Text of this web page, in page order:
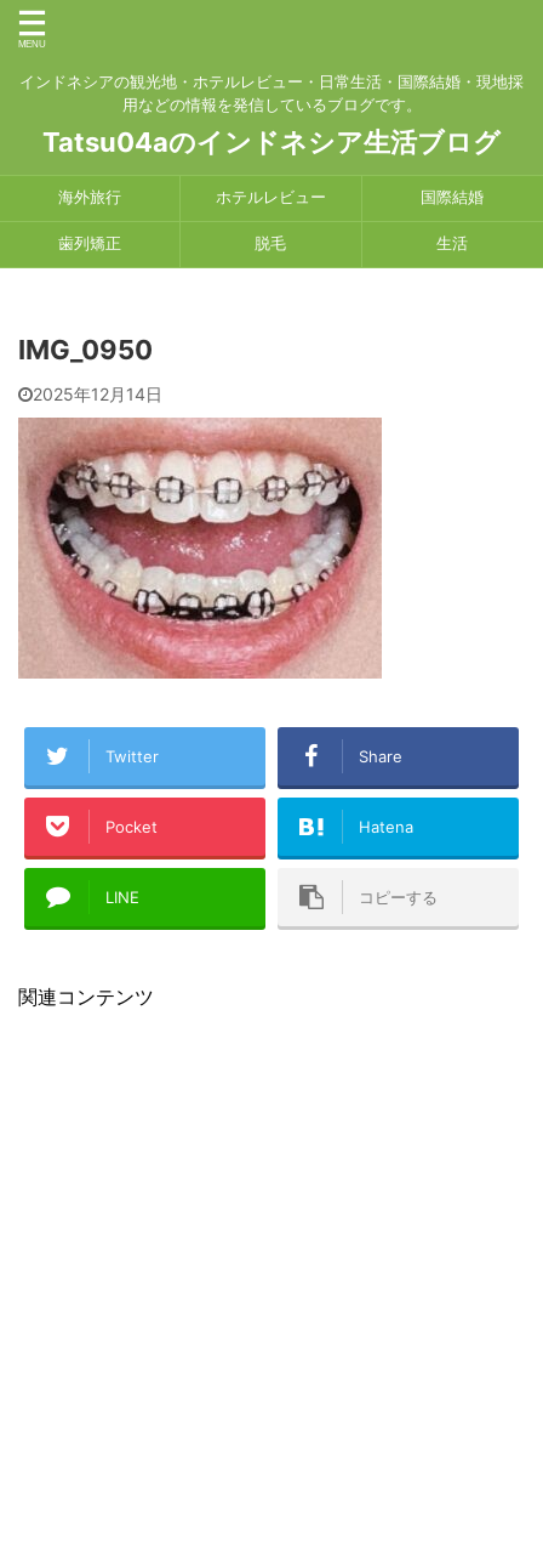
インドネシアの観光地・ホテルレビュー・日常生活・国際結婚・現地採
用などの情報を発信しているブログです。
Tatsu04aのインドネシア生活ブログ
海外旅行 ホテルレビュー 国際結婚
歯列矯正 脱毛 生活
IMG_0950
2025年12月14日
Twitter Share
Pocket Hatena
LINE コピーする
関連コンテンツ